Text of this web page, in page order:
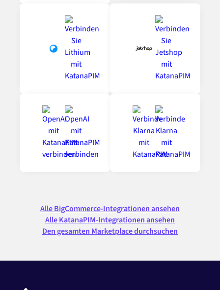
Alle BigCommerce-Integrationen ansehen
Alle KatanaPIM-Integrationen ansehen
Den gesamten Marketplace durchsuchen